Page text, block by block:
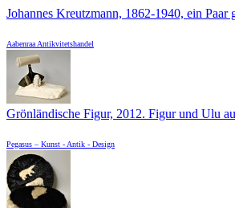
Johannes Kreutzmann, 1862-1940, ein Paar
Aabenraa Antikvitetshandel
Grönländische Figur, 2012. Figur und Ulu
Pegasus – Kunst - Antik - Design